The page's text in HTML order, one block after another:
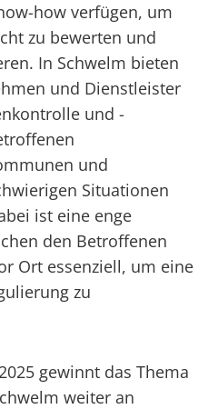
how verfügen, um
zu bewerten und
In Schwelm bieten
und Dienstleister
und -
und
Situationen
ist eine enge
den Betroffenen
Ort essenziell, um eine
zu
gewinnt das Thema
weiter an